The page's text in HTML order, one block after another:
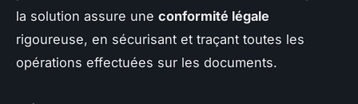
la solution assure une conformité légale
rigoureuse, en sécurisant et traçant toutes les
opérations effectuées sur les documents.